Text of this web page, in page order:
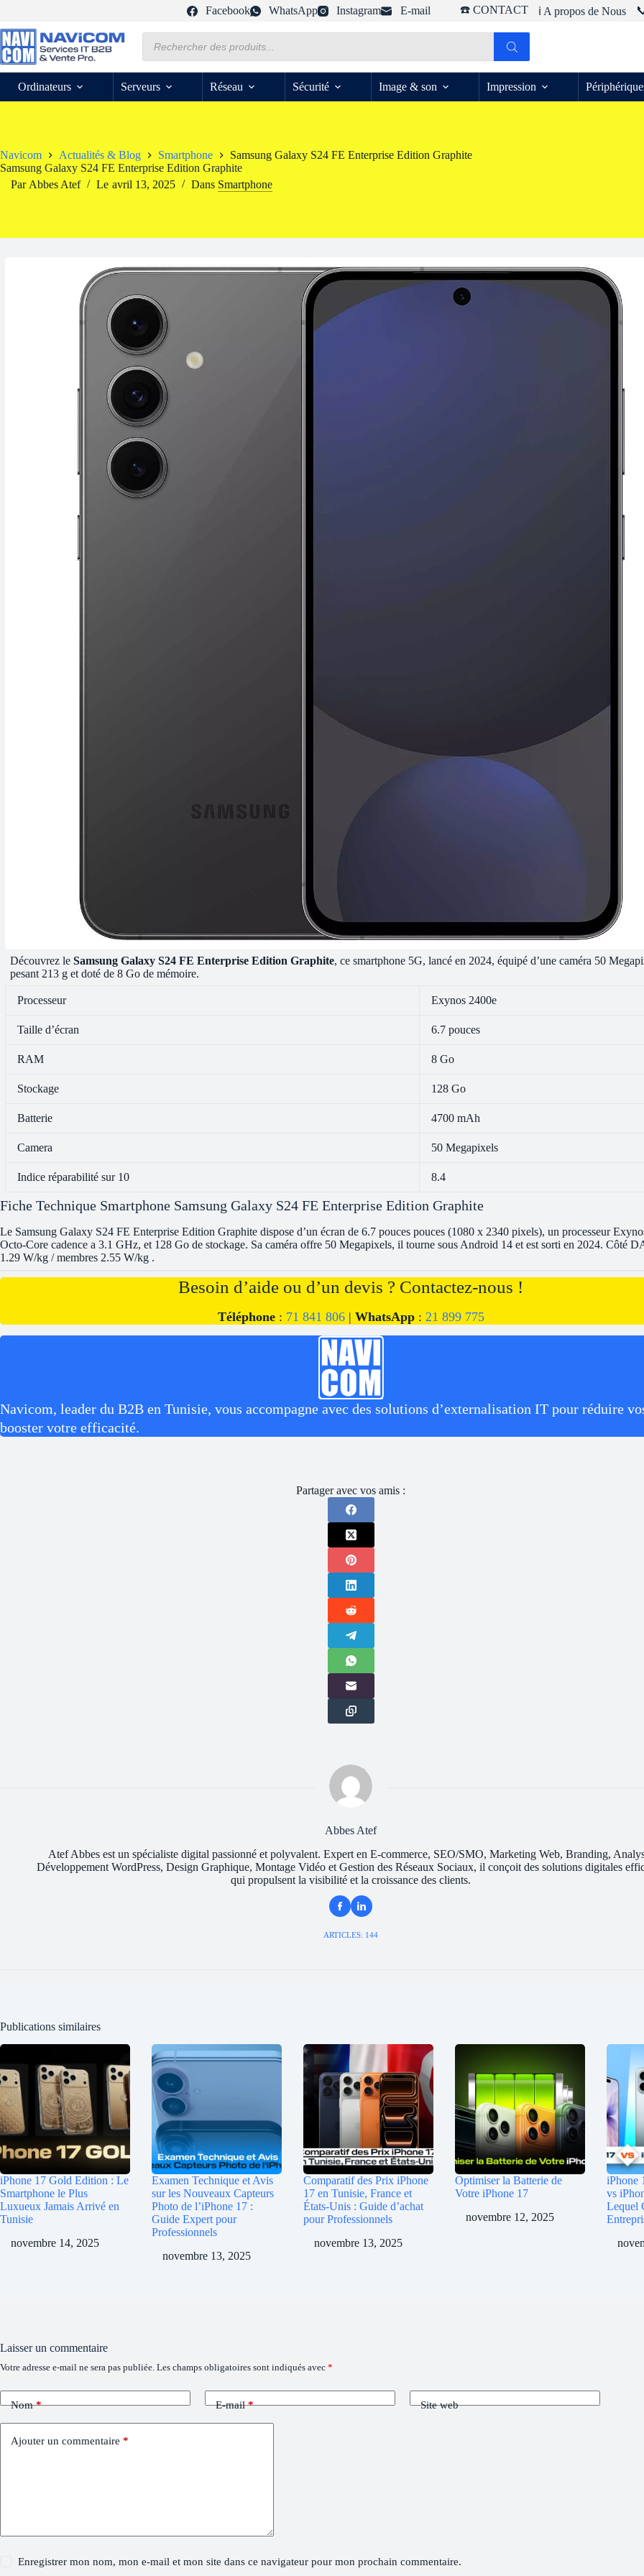
contenu
Facebook WhatsApp Instagram E-mail ☎️ CONTACT ℹ️ A propos de Nous
produits
Ordinateurs
Serveurs Réseau Sécurité Image & son Impression
Navicom Actualités & Blog Smartphone
Samsung Galaxy S24 FE Enterprise Edition Graphite
Samsung Galaxy S24 FE Enterprise Edition Graphite
Par Abbes Atef Le avril 13, 2025 Dans Smartphone
Découvrez leSamsung Galaxy S24 FE Enterprise Edition Graphite, ce smartphone 5G, lancé en 2024, équipé d’une caméra 50
pesant 213 g et doté de 8 Go de mémoire.
Processeur Exynos 2400e
Taille d’écran 6.7 pouces
RAM 8 Go
Stockage 128 Go
Batterie 4700 mAh
Camera 50 Megapixels
Indice réparabilité sur 10 8.4
Fiche Technique Smartphone Samsung Galaxy S24 FE Enterprise Edition Graphite
Le Samsung Galaxy S24 FE Enterprise Edition Graphite dispose d’un écran de 6.7 pouces pouces (1080 x 2340 pixels), un processeur
Octo-Core cadence a 3.1 GHz, et 128 Go de stockage. Sa caméra offre 50 Megapixels, il tourne sous Android 14 et est sorti en 2024. Côté
1.29 W/kg / membres 2.55 W/kg .
Besoin d’aide ou d’un devis ? Contactez-nous !
Téléphone: 71 841 806| WhatsApp: 21 899 775
Navicom, leader du B2B en Tunisie, vous accompagne avec des solutions d’externalisation IT pour réduire
booster votre efficacité.
Partager avec vos amis :
Abbes Atef
Atef Abbes est un spécialiste digital passionné et polyvalent. Expert en E-commerce, SEO/SMO, Marketing Web, Branding,
Développement WordPress, Design Graphique, Montage Vidéo et Gestion des Réseaux Sociaux, il conçoit des solutions digitales
qui propulsent la visibilité et la croissance des clients.
ARTICLES: 144
Publications similaires
iPhone 17 Gold Edition : Le
Smartphone le Plus
Luxueux Jamais Arrivé en
Tunisie
novembre 14, 2025
Examen Technique et Avis
sur les Nouveaux Capteurs
Photo de l’iPhone 17 :
Guide Expert pour
Professionnels
novembre 13, 2025
Comparatif des Prix iPhone
17 en Tunisie, France et
États-Unis : Guide d’achat
pour Professionnels
novembre 13, 2025
Optimiser la Batterie de
Votre iPhone 17
novembre 12, 2025
iPhone
vs
Lequel
Laisser un commentaire
Votre adresse e-mail ne sera pas publiée. Les champs obligatoires sont indiqués avec *
Nom* E-mail* Site web
Ajouter un commentaire *
Enregistrer mon nom, mon e-mail et mon site dans ce navigateur pour mon prochain commentaire.